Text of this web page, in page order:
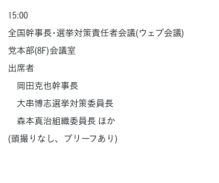
15:00
全国幹事長･選挙対策責任者会議(ウェブ会議)
党本部(8F)会議室
出席者
岡田克也幹事長
大串博志選挙対策委員長
森本真治組織委員長 ほか
(頭撮りなし、ブリーフあり)